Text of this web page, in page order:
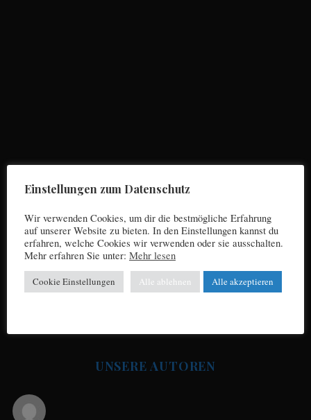
Impressum
UNSERE AUTOREN
c
f
o
r
:
Einstellungen zum Datenschutz
Wir verwenden Cookies, um dir die bestmögliche Erfahrung
auf unserer Website zu bieten. In den Einstellungen kannst du
erfahren, welche Cookies wir verwenden oder sie ausschalten.
Mehr erfahren Sie unter: Mehr lesen
Cookie Einstellungen Alle ablehnen Alle akzeptieren